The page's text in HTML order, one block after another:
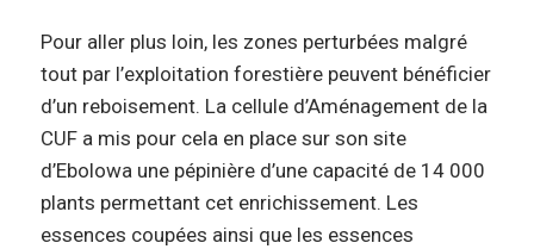
Pour aller plus loin, les zones perturbées malgré
tout par l’exploitation forestière peuvent bénéficier
d’un reboisement. La cellule d’Aménagement de la
CUF a mis pour cela en place sur son site
d’Ebolowa une pépinière d’une capacité de 14 000
plants permettant cet enrichissement. Les
essences coupées ainsi que les essences